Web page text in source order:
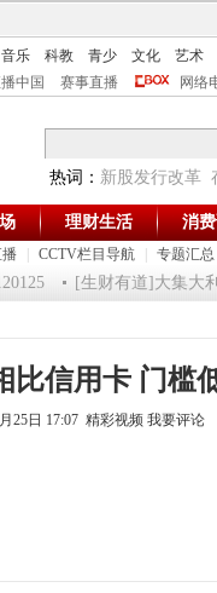
音乐 科教 青少 文化
艺术
中国 赛事直播 网络
热词： 新股发行改革
播 CCTV栏目导航 专题汇总
理财生活 消
[生财有道]大集大利
比信用卡 门槛
25日 17:07 精彩视频 我要评论